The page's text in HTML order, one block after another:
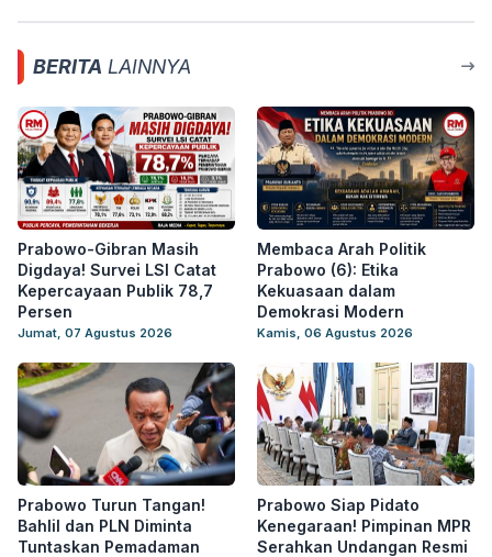
BERITA LAINNYA
Prabowo-Gibran Masih
Digdaya! Survei LSI Catat
Kepercayaan Publik 78,7
Persen
Jumat, 07 Agustus 2026
Membaca Arah Politik
Prabowo (6): Etika
Kekuasaan dalam
Demokrasi Modern
Kamis, 06 Agustus 2026
Prabowo Turun Tangan!
Bahlil dan PLN Diminta
Tuntaskan Pemadaman
Prabowo Siap Pidato
Kenegaraan! Pimpinan MPR
Serahkan Undangan Resmi